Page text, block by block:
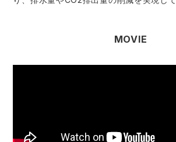
MOVIE